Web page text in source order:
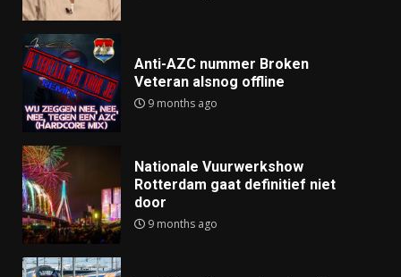
Anti-AZC nummer Broken
Veteran alsnog offline
9 months ago
Nationale Vuurwerkshow
Rotterdam gaat definitief niet
door
9 months ago